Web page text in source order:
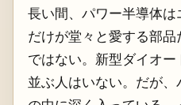
長い間、パワー半導体
だけが堂々と愛する部
ではない。新型ダイオ
並ぶ人はいない。だが